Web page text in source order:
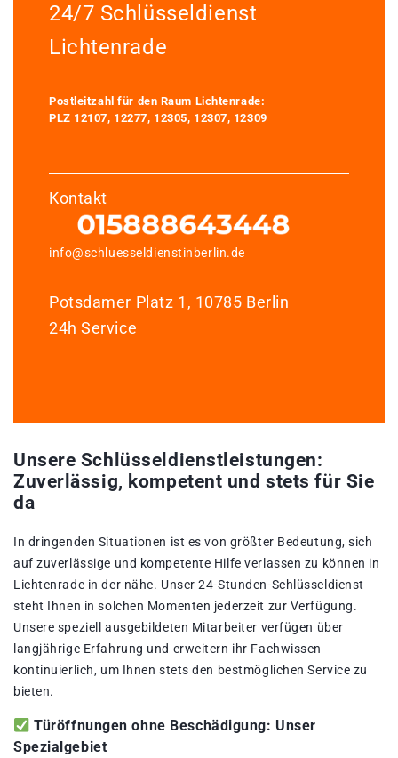
24/7 Schlüsseldienst
Lichtenrade
Postleitzahl für den Raum Lichtenrade:
PLZ 12107, 12277, 12305, 12307, 12309
Kontakt
info@schluesseldienstinberlin.de
Potsdamer Platz 1, 10785 Berlin
24h Service
Unsere Schlüsseldienstleistungen:
Zuverlässig, kompetent und stets für Sie
da
In dringenden Situationen ist es von größter Bedeutung, sich
auf zuverlässige und kompetente Hilfe verlassen zu können in
Lichtenrade in der nähe. Unser 24-Stunden-Schlüsseldienst
steht Ihnen in solchen Momenten jederzeit zur Verfügung.
Unsere speziell ausgebildeten Mitarbeiter verfügen über
langjährige Erfahrung und erweitern ihr Fachwissen
kontinuierlich, um Ihnen stets den bestmöglichen Service zu
bieten.
Türöffnungen ohne Beschädigung: Unser
Spezialgebiet